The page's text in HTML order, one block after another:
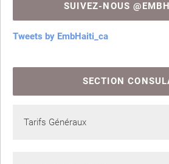
SUIVEZ-NOUS
Tweets by EmbHaiti_ca
SECTION
Tarifs Généraux